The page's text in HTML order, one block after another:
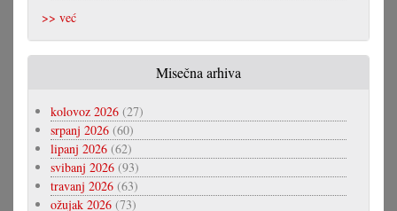
>> već
Misečna arhiva
kolovoz 2026 (27)
srpanj 2026 (60)
lipanj 2026 (62)
svibanj 2026 (93)
travanj 2026 (63)
ožujak 2026 (73)